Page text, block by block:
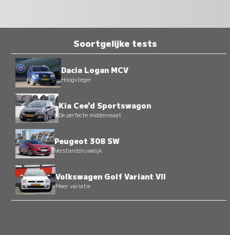
Soortgelijke tests
Dacia Logan MCV
Hoogvlieger
Kia Cee'd Sportswagon
De perfecte middenmaat
Peugeot 308 SW
Verstandshuwelijk
Volkswagen Golf Variant VII
Meer variatie